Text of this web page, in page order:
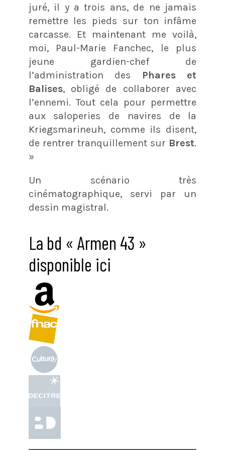
juré, il y a trois ans, de ne jamais
remettre les pieds sur ton infâme
carcasse. Et maintenant me voilà,
moi, Paul-Marie Fanchec, le plus
jeune gardien-chef de
l’administration des Phares et
Balises, obligé de collaborer avec
l’ennemi. Tout cela pour permettre
aux saloperies de navires de la
Kriegsmarineuh, comme ils disent,
de rentrer tranquillement sur Brest.
»
Un scénario très
cinématographique, servi par un
dessin magistral.
La bd « Armen 43 »
disponible ici